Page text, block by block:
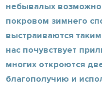
небывалых
покровом зимнего
выстраиваются
нас почувствует
многих откроются
благополучию и